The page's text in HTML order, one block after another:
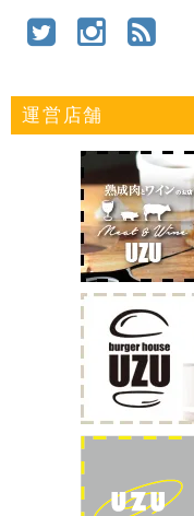
運営店舗